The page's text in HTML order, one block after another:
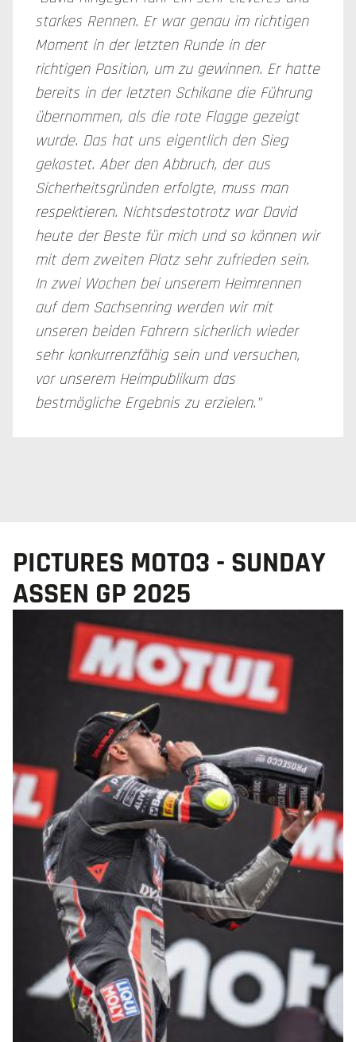
starkes Rennen. Er war genau im richtigen
Moment in der letzten Runde in der
richtigen Position, um zu gewinnen. Er hatte
bereits in der letzten Schikane die Führung
übernommen, als die rote Flagge gezeigt
wurde. Das hat uns eigentlich den Sieg
gekostet. Aber den Abbruch, der aus
Sicherheitsgründen erfolgte, muss man
respektieren. Nichtsdestotrotz war David
heute der Beste für mich und so können wir
mit dem zweiten Platz sehr zufrieden sein.
In zwei Wochen bei unserem Heimrennen
auf dem Sachsenring werden wir mit
unseren beiden Fahrern sicherlich wieder
sehr konkurrenzfähig sein und versuchen,
vor unserem Heimpublikum das
bestmögliche Ergebnis zu erzielen."
PICTURES MOTO3 - SUNDAY
ASSEN GP 2025